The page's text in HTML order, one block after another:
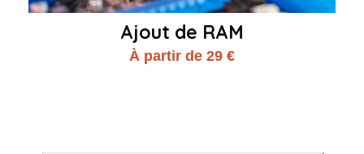
Ajout de RAM
À partir de 29 €